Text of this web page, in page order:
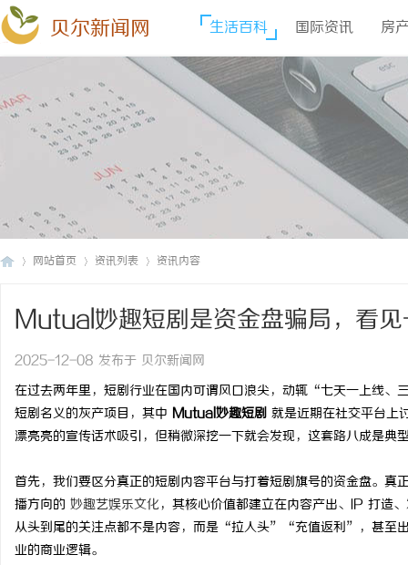
贝尔新闻网 生活百科 国际资讯 房
网站首页 资讯列表 资讯内容
Mutual妙趣短剧是资金盘骗局，看
2025-12-08 发布于 贝尔新闻网
在过去两年里，短剧行业在国内可谓风口浪尖，动辄“七天一上线
短剧名义的灰产项目，其中 Mutual妙趣短剧 就是近期在社交平台上
漂亮亮的宣传话术吸引，但稍微深挖一下就会发现，这套路八成是典
首先，我们要区分真正的短剧内容平台与打着短剧旗号的资金盘。
播方向的 妙趣艺娱乐文化，其核心价值都建立在内容产出、IP 打造
从头到尾的关注点都不是内容，而是“拉人头”“充值返利”，甚至
业的商业逻辑。